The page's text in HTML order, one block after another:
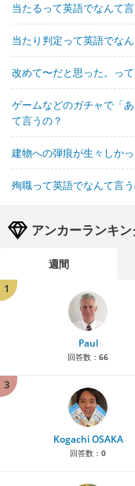
当たるって英語でなんて
当たり判定って英語でな
改めて〜だと思った。っ
ゲームなどのガチャで「
て言うの？
建物への弾痕が生々しか
殉職って英語でなんて言う
アンカーランキン
週間
1
Paul
回答数： 66
3
Kogachi OSAKA
回答数： 0